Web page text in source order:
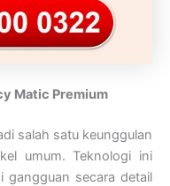
Matic Premium
salah satu keunggulan
umum. Teknologi ini
gangguan secara detail